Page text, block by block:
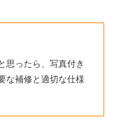
思ったら、写真付き
な補修と適切な仕様